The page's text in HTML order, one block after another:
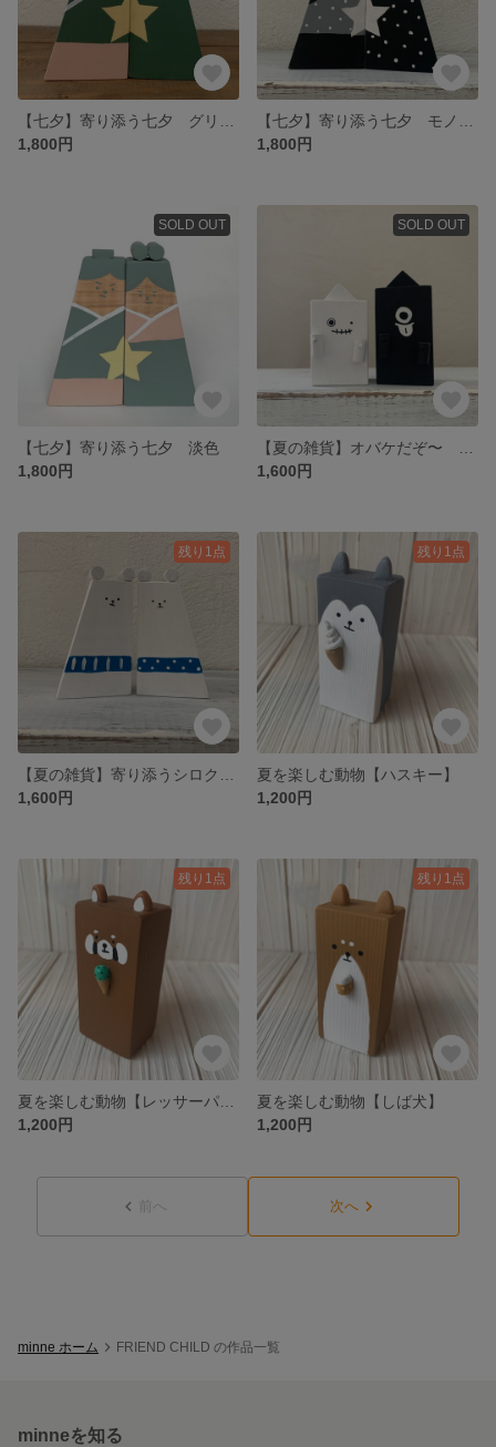
1,800円
1,800円
SOLD OUT
【七夕】寄り添う七夕 淡色
1,800円
SOLD OUT
1,600円
残り1点
1,600円
残り1点
夏を楽しむ動物【ハスキー】
1,200円
残り1点
1,200円
残り1点
夏を楽しむ動物【しば犬】
1,200円
前へ 次へ
minne ホーム FRIEND CHILD の作品一覧
minneを知る